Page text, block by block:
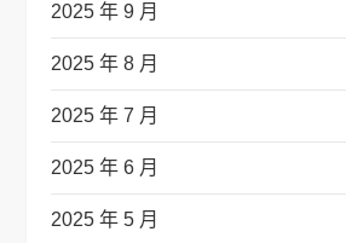
2025 年 9 月
2025 年 8 月
2025 年 7 月
2025 年 6 月
2025 年 5 月